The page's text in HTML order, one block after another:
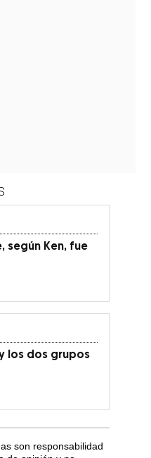
según Ken, fue
los dos grupos
son responsabilidad